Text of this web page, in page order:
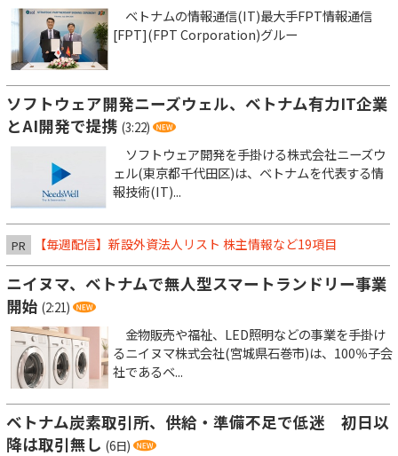
ベトナムの情報通信(IT)最大手FPT情報通信
[FPT](FPT Corporation)グルー
ソフトウェア開発ニーズウェル、ベトナム有力IT企業
とAI開発で提携 (3:22)
ソフトウェア開発を手掛ける株式会社ニーズウ
ェル(東京都千代田区)は、ベトナムを代表する情
報技術(IT)...
PR 【毎週配信】新設外資法人リスト 株主情報など19項目
ニイヌマ、ベトナムで無人型スマートランドリー事業
開始 (2:21)
金物販売や福祉、LED照明などの事業を手掛け
るニイヌマ株式会社(宮城県石巻市)は、100％子会
社であるベ...
ベトナム炭素取引所、供給・準備不足で低迷 初日以
降は取引無し (6日)